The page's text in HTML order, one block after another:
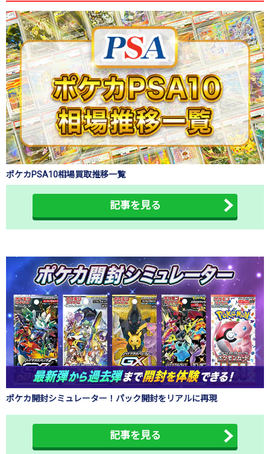
ポケカPSA10相場買取推移一覧
記事を見る
ポケカ開封シミュレーター！パック開封をリアルに再現
記事を見る